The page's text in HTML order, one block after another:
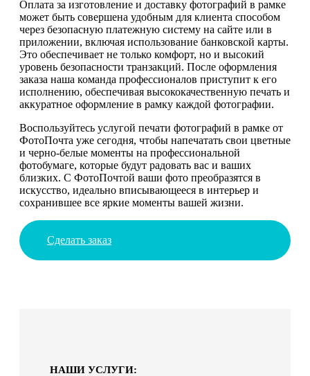
Оплата за изготовление и доставку фотографий в рамке
может быть совершена удобным для клиента способом
через безопасную платежную систему на сайте или в
приложении, включая использование банковской карты.
Это обеспечивает не только комфорт, но и высокий
уровень безопасности транзакций. После оформления
заказа наша команда профессионалов приступит к его
исполнению, обеспечивая высококачественную печать и
аккуратное оформление в рамку каждой фотографии.
Воспользуйтесь услугой печати фотографий в рамке от
ФотоПочта уже сегодня, чтобы напечатать свои цветные
и черно-белые моменты на профессиональной
фотобумаге, которые будут радовать вас и ваших
близких. С ФотоПочтой ваши фото преобразятся в
искусство, идеально вписывающееся в интерьер и
сохранившее все яркие моменты вашей жизни.
Сделать заказ
НАШИ УСЛУГИ: